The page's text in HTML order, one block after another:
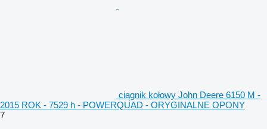
ciągnik kołowy John Deere 6150 M -
2015 ROK - 7529 h - POWERQUAD - ORYGINALNE OPONY
7